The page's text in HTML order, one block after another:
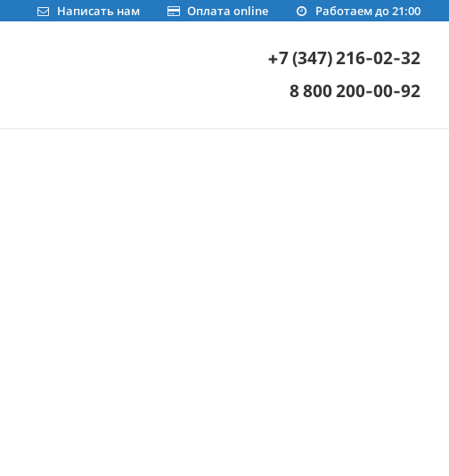
Работаем до 21:00
Оплата online
Написать нам
+7 (347) 216-02-32
8 800 200-00-92